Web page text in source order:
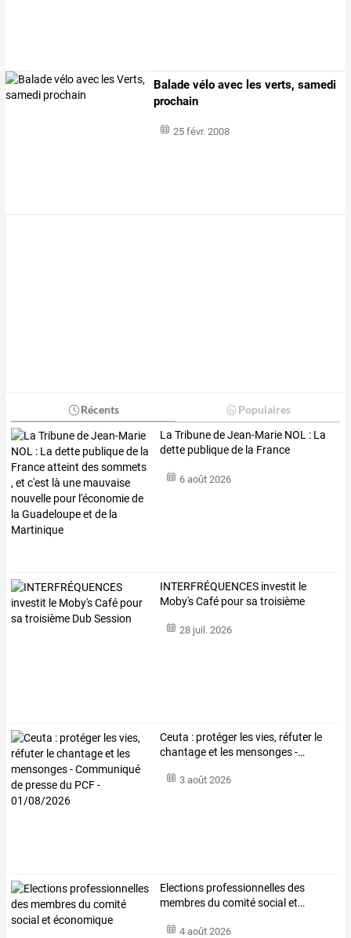
Balade vélo avec les verts, samedi
prochain
25 févr. 2008
Récents Populaires
La TribunedeJean-Marie NOL : La
dette publiquede la France
6 août 2026
INTERFRÉQUENCES investit le
Moby'sCafé poursa troisième
28 juil. 2026
Ceuta : protéger lesvies, réfuter le
chantageet les mensonges-…
3 août 2026
Elections professionnellesdes
membresdu comitésocial et…
4 août 2026